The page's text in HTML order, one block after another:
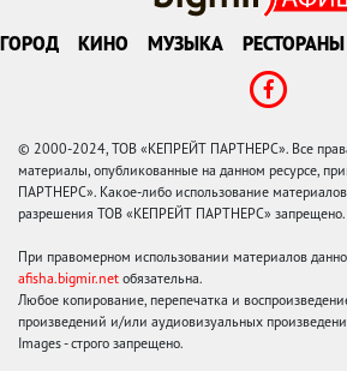
ГОРОД КИНО МУЗЫКА РЕСТОРАНЫ
© 2000-2024, ТОВ «КЕПРЕЙТ ПАРТНЕРС». Все
материалы, опубликованные на данном ресурсе,
ПАРТНЕРС». Какое-либо использование
разрешения ТОВ «КЕПРЕЙТ ПАРТНЕРС» запрещено.
При правомерном использовании материалов
afisha.bigmir.net обязательна.
Любое копирование, перепечатка и
произведений и/или аудиовизуальных
Images - строго запрещено.